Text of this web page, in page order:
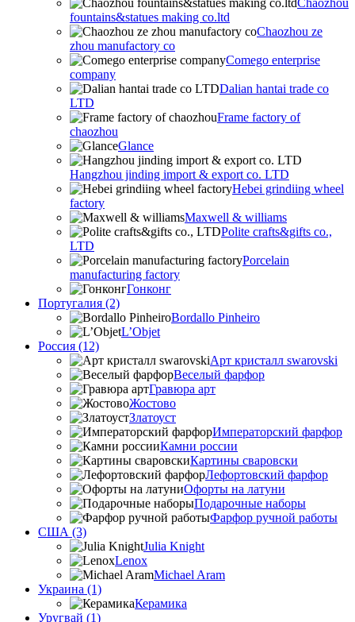
Chaozhou
fountains&statues making co.ltd
Chaozhou ze
zhou manufactory co
Comego enterprise
company
Dalian hantai trade co
LTD
Frame factory of
chaozhou
Glance
Hangzhou jinding import & export co. LTD
Hebei grindiing wheel
factory
Maxwell & williams
Polite crafts&gifts co.,
LTD
Porcelain
manufacturing factory
Гонконг
Португалия (2)
Bordallo Pinheiro
L’Objet
Россия (12)
Арт кристалл swarovski
Веселый фарфор
Гравюра арт
Жостово
Златоуст
Императорский фарфор
Камни россии
Картины сваровски
Лефортовский фарфор
Офорты на латуни
Подарочные наборы
Фарфор ручной работы
США (3)
Julia Knight
Lenox
Michael Aram
Украина (1)
Керамика
Уругвай (1)